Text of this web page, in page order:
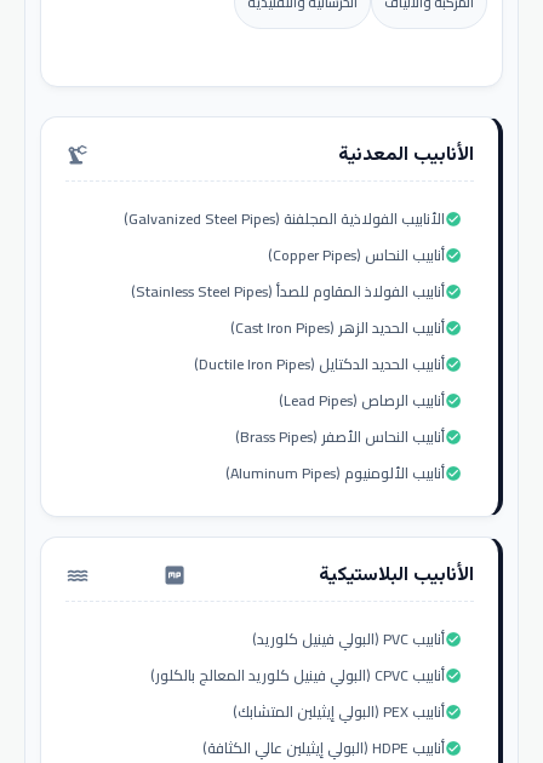
الأنابيب المعدنية precision_manufacturing
الأنابيب الفولاذية المجلفنة (Galvanized Steel Pipes)check_circle
أنابيب النحاس (Copper Pipes)check_circle
أنابيب الفولاذ المقاوم للصدأ (Stainless Steel Pipes)check_circle
أنابيب الحديد الزهر (Cast Iron Pipes)check_circle
أنابيب الحديد الدكتايل (Ductile Iron Pipes)check_circle
أنابيب الرصاص (Lead Pipes)check_circle
أنابيب النحاس الأصفر (Brass Pipes)check_circle
أنابيب الألومنيوم (Aluminum Pipes)check_circle
الأنابيب البلاستيكية water_pump
أنابيب PVC (البولي فينيل كلوريد)check_circle
أنابيب CPVC (البولي فينيل كلوريد المعالج بالكلور)check_circle
أنابيب PEX (البولي إيثيلين المتشابك)check_circle
أنابيب HDPE (البولي إيثيلين عالي الكثافة)check_circle